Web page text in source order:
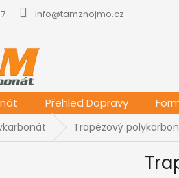
info@tamznojmo.cz
Přehled Dopravy
Trapézový